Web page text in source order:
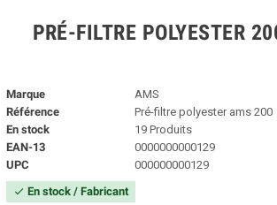
PRÉ-FILTRE POLYESTER
Marque
AMS
Référence
Pré-filtre polyester ams 200
En stock
19 Produits
EAN-13
0000000000129
UPC
000000000129
check En stock / Fabricant